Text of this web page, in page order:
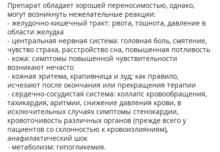
Препарат обладает хорошей переносимостью, однако,
могут возникнуть нежелательные реакции:
- желудочно-кишечный тракт: рвота, тошнота, давление в
области желудка
- центральная нервная система: головная боль, смятение,
чувство страха, расстройство сна, повышенная потливость
- кожа: симптомы повышенной чувствительности
возникают нечасто
- кожная эритема, крапивница и зуд; как правило,
исчезают после окончания или прекращения терапии
- сердечно-сосудистая система: коллапс кровообращения,
тахикардия, аритмии, снижение давления крови, в
исключительных случаях симптомы стенокардии,
кровоточивость различных органов (прежде всего у
пациентов со склонностью к кровоизлияниям),
анафилактический шок
- метаболизм: гипогликемия.